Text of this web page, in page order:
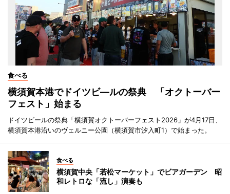
食べる
横須賀本港でドイツビ―ルの祭典 「オクトーバー
フェスト」始まる
ドイツビールの祭典「横須賀オクトーバーフェスト2026」が4月17日、
横須賀本港沿いのヴェルニー公園（横須賀市汐入町1）で始まった。
食べる
横須賀中央「若松マーケット」でビアガーデン 昭
和レトロな「流し」演奏も